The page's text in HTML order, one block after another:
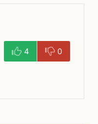
4 0